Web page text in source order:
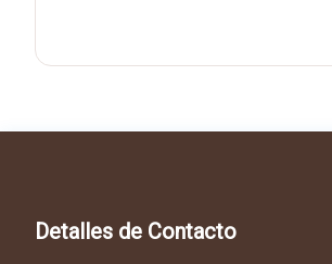
Detalles de Contacto